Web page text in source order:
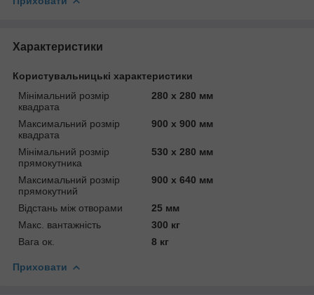
Характеристики
Користувальницькі характеристики
Мінімальний розмір
квадрата
280 x 280 мм
Максимальний розмір
квадрата
900 x 900 мм
Мінімальний розмір
прямокутника
530 x 280 мм
Максимальний розмір
прямокутний
900 x 640 мм
Відстань між отворами
25 мм
Макс. вантажність
300 кг
Вага ок.
8 кг
Приховати